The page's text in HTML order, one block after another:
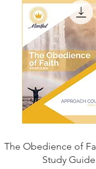
Быстрый
The Obedience of
Study Guide